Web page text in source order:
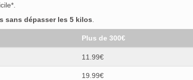
sans dépasser les 5 kilos
Plus de 300€
11.99€
19.99€